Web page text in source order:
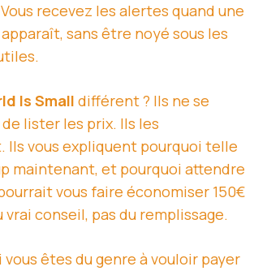
recevez les alertes quand une
sans être noyé sous les
Is Small différent ? Ils ne se
lister les prix. Ils les
vous expliquent pourquoi telle
maintenant, et pourquoi attendre
vous faire économiser 150€
vrai conseil, pas du remplissage.
êtes du genre à vouloir payer